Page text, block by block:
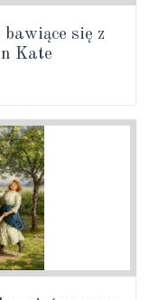
się z
Kate